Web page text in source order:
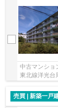
中古マンショ
東北線洋光台
ご希望に適し
売買 | 新築一戸